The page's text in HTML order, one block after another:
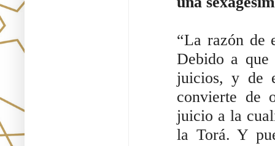
“La razón de
Debido a
juicios, y de
convierte de
juicio a la
la Torá. Y